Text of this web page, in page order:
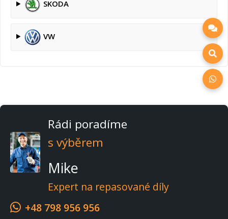
SKODA
VW
Rádi poradíme
s výběrem
Mike
Expert na repasované díly
+48 798 956 956